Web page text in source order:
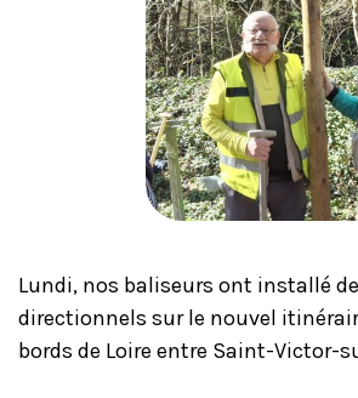
Lundi, nos baliseurs ont installé
directionnels sur le nouvel
bords de Loire entre Saint-Victor-